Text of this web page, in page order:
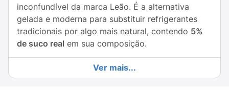
inconfundível da marca Leão. É a alternativa
gelada e moderna para substituir refrigerantes
tradicionais por algo mais natural, contendo 5%
de suco real em sua composição.
Destaques do Produto:Ver mais...